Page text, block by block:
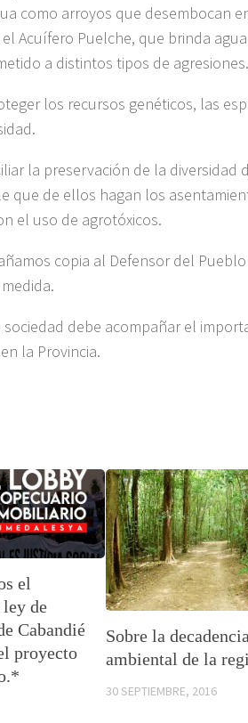
como arroyos que desembocan
Acuífero Puelche, que brinda agua
a distintos tipos de agresiones.
los recursos genéticos, las
la preservación de la diversidad
que de ellos hagan los
el uso de agrotóxicos.
copia al Defensor del
debe acompañar el
la Provincia.
el
de
Cabandié
proyecto
Sobre la
ambiental de la
30 SEPTIEMBRE, 2016